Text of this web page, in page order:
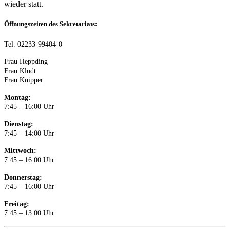
wieder statt.
Öffnungszeiten des Sekretariats:
Tel. 02233-99404-0
Frau Heppding
Frau Kludt
Frau Knipper
Montag:
7:45 – 16:00 Uhr
Dienstag:
7:45 – 14:00 Uhr
Mittwoch:
7:45 – 16:00 Uhr
Donnerstag:
7:45 – 16:00 Uhr
Freitag:
7:45 – 13:00 Uhr